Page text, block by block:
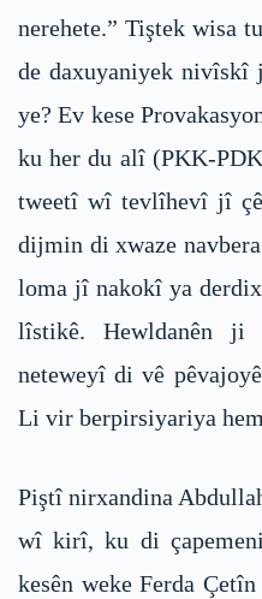
nerehete.” Tiştek wisa
de daxuyaniyek
ye? Ev kese
ku her du alî (PKK-
tweetî wî tevlîhevî jî
dijmin di xwaze
loma jî nakokî ya
lîstikê. Hewldanên ji
neteweyî di vê
Li vir berpirsiyariya
Piştî nirxandina
wî kirî, ku di
kesên weke Ferda